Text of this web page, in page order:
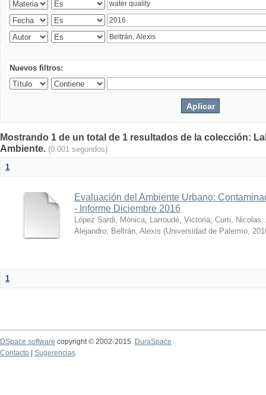
Nuevos filtros:
Mostrando 1 de un total de 1 resultados de la colección:
Ambiente. (0.001 segundos)
1
Evaluación del Ambiente Urbano:
- Informe Diciembre 2016
López Sardi, Mónica; Larroudé, Victoria; Curti, Nicolas;
Alejandro; Beltrán, Alexis (Universidad de Palermo,
1
DSpace software copyright © 2002-2015
DuraSpace
Contacto
Sugerencias